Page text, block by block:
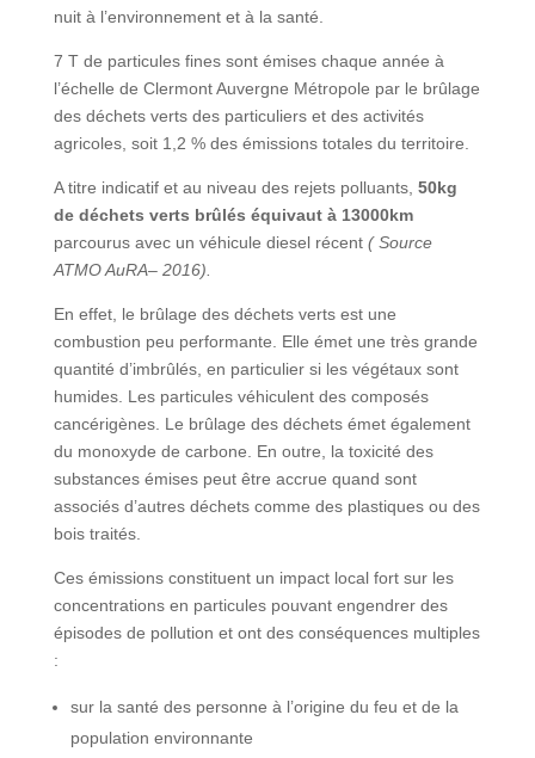
nuit à l’environnement et à la santé.
7 T de particules fines sont émises chaque année à
l’échelle de Clermont Auvergne Métropole par le brûlage
des déchets verts des particuliers et des activités
agricoles, soit 1,2 % des émissions totales du territoire.
A titre indicatif et au niveau des rejets polluants, 50kg
de déchets verts brûlés équivaut à 13000km
parcourus avec un véhicule diesel récent ( Source
ATMO AuRA– 2016).
En effet, le brûlage des déchets verts est une
combustion peu performante. Elle émet une très grande
quantité d’imbrûlés, en particulier si les végétaux sont
humides. Les particules véhiculent des composés
cancérigènes. Le brûlage des déchets émet également
du monoxyde de carbone. En outre, la toxicité des
substances émises peut être accrue quand sont
associés d’autres déchets comme des plastiques ou des
bois traités.
Ces émissions constituent un impact local fort sur les
concentrations en particules pouvant engendrer des
épisodes de pollution et ont des conséquences multiples
:
sur la santé des personne à l’origine du feu et de la
population environnante